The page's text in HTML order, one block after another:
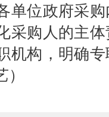
单位政府采
采购人的主
机构，明确
）